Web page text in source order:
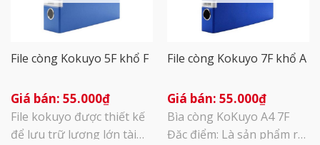
trường. Tem gáy [...]
File còng Kokuyo 5F khổ F
55.000₫
File kokuyo được thiết kế
để lưu trữ lượng lớn tài
File còng Kokuyo 7F khổ A
55.000₫
Bìa còng KoKuyo A4 7F
Đặc điểm: Là sản phẩm rất